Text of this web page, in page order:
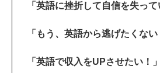
「英語に挫折して自信を失って
「もう、英語から逃げたくない
「英語で収入をUPさせたい！」